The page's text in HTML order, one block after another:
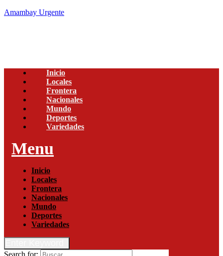
Amambay Urgente
Inicio
Locales
Frontera
Nacionales
Mundo
Deportes
Variedades
Menu
Inicio
Locales
Frontera
Nacionales
Mundo
Deportes
Variedades
Search for: